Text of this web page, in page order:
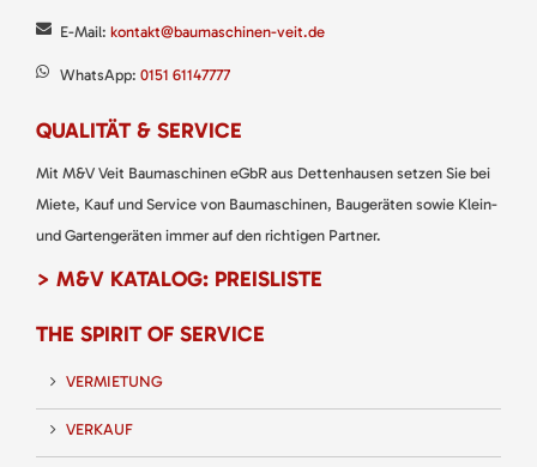
E-Mail: kontakt@baumaschinen-veit.de
WhatsApp: 0151 61147777
QUALITÄT & SERVICE
Mit M&V Veit Baumaschinen eGbR aus Dettenhausen setzen Sie bei
Miete, Kauf und Service von Baumaschinen, Baugeräten sowie Klein-
und Gartengeräten immer auf den richtigen Partner.
> M&V KATALOG: PREISLISTE
THE SPIRIT OF SERVICE
VERMIETUNG
VERKAUF